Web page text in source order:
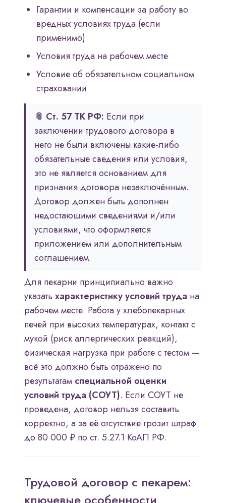
Гарантии и компенсации за работу во
вредных условиях труда (если
применимо)
Условия труда на рабочем месте
Условие об обязательном социальном
страховании
📎 Ст. 57 ТК РФ: Если при
заключении трудового договора в
него не были включены какие-либо
обязательные сведения или условия,
это не является основанием для
признания договора незаключённым.
Договор должен быть дополнен
недостающими сведениями и/или
условиями, что оформляется
приложением или дополнительным
соглашением.
Для пекарни принципиально важно
указать характеристику условий труда на
рабочем месте. Работа у хлебопекарных
печей при высоких температурах, контакт с
мукой (риск аллергических реакций),
физическая нагрузка при работе с тестом —
всё это должно быть отражено по
результатам специальной оценки
условий труда (СОУТ). Если СОУТ не
проведена, договор нельзя составить
корректно, а за её отсутствие грозит штраф
до 80 000 ₽ по ст. 5.27.1 КоАП РФ.
Трудовой договор с пекарем: